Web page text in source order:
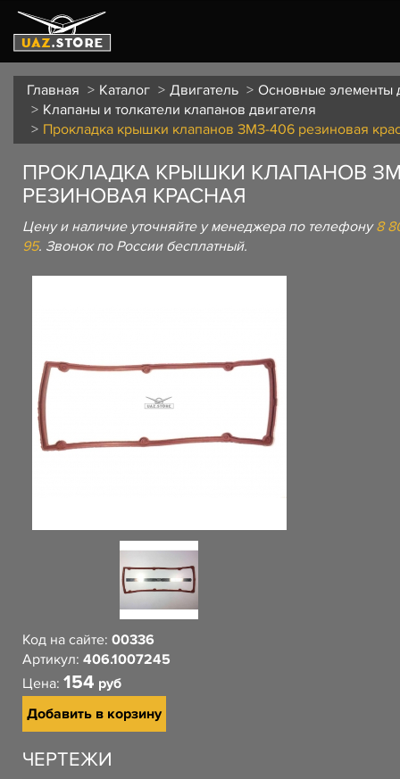
Главная Каталог Двигатель
Основные элементы
Клапаны и толкатели клапанов двигателя
Прокладка крышки клапанов ЗМЗ-406 резиновая
ПРОКЛАДКА КРЫШКИ КЛАПАНОВ
РЕЗИНОВАЯ КРАСНАЯ
Цену и наличие уточняйте у менеджера по телефону8
95. Звонок по России бесплатный.
Код на сайте: 00336
Артикул: 406.1007245
Цена: 154 руб
Добавить в корзину
ЧЕРТЕЖИ